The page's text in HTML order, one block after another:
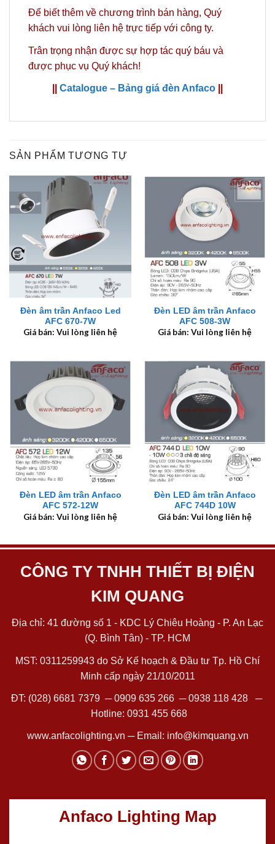
Để biết thêm về chương trình bán hàng, Quý
khách vui lòng liên hệ trực tiếp với công ty.
Trân trọng nhận được sự hợp tác quý báu và
được phục vụ Quý khách!
Catalogue – Bảng giá đèn Anfaco
SẢN PHẨM TƯƠNG TỰ
Đèn âm trần Anfaco Led
AFC 670-7W
Giá bán: Vui lòng liên hệ
Đèn LED âm trần Anfaco
AFC 508-3W
Giá bán: Vui lòng liên hệ
Đèn LED âm trần Anfaco
AFC 572-12W
Giá bán: Vui lòng liên hệ
Đèn LED âm trần Anfaco
AFC 744D 10W
Giá bán: Vui lòng liên hệ
CÔNG TY TNHH THIẾT BỊ ĐIỆN
KIM QUANG
Địa chỉ: 41 đường số 1 - KDC Lý Chiêu Hoàng - P. An Lạc
(Q. Bình Tân) - TP. HCM
MST: 0311259943 do Sở Kế hoạch & Đầu tư Tp. Hồ Chí
Minh cấp ngày 21/10/2011
ĐT: (028) 6681 7379 ─0909 635 266─0938 118 428─
Hotline: 0931 455 668
www.anfacolighting.vn ─ Email: info@kimquang.vn
Anfaco Lighting Map